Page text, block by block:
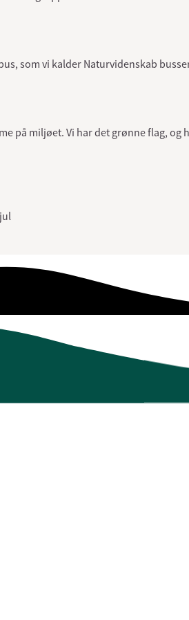
som vi kalder Naturvidenskab
på miljøet. Vi har det grønne flag, og